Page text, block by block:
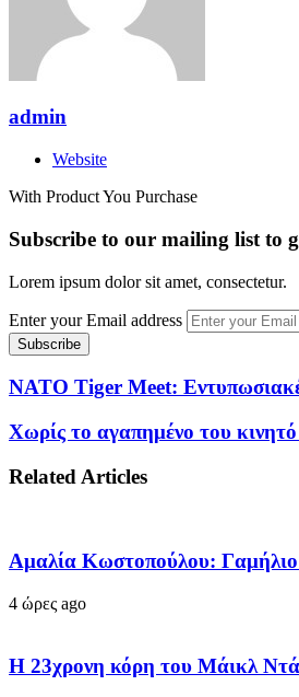
admin
Website
With Product You Purchase
Subscribe to our mailing list to
Lorem ipsum dolor sit amet, consectetur.
Enter your Email address
NATO Tiger Meet:
Χωρίς το αγαπημένο του
Related Articles
Αμαλία Κωστοπούλου: Γαμήλιο
4 ώρες ago
Η 23χρονη κόρη τoυ Μάικλ